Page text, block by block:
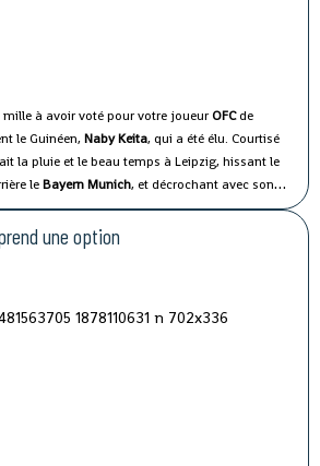
mille à avoir voté pour votre joueurOFCde
le Guinéen,Naby Keita, qui a été élu. Courtisé
la pluie et le beau temps à Leipzig, hissant le
leBayern Munich, et décrochant avec son
enLigue des Champions.
une option